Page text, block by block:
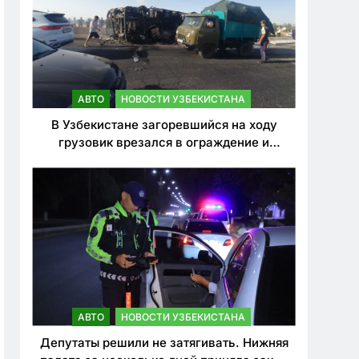
АВТО НОВОСТИ УЗБЕКИСТАНА
В Узбекистане загоревшийся на ходу
грузовик врезался в ограждение и
АВТО НОВОСТИ УЗБЕКИСТАНА
Депутаты решили не затягивать. Нижняя